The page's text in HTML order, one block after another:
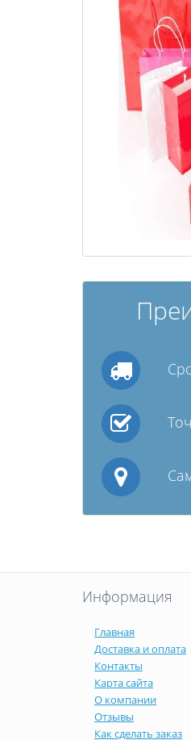
Информация
Главная
Доставка и оплата
Контакты
Карта сайта
О компании
Отзывы
Как сделать заказ